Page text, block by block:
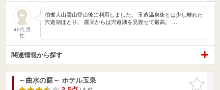
40代 男
性
伯耆大山雪山登山後に利用しました。 玉造温泉街とは少し離れた
宍道湖ほとり。 露天からは宍道湖を見渡せて最高。 …
関連情報から探す
お気に入
りに追加
～曲水の庭～ ホテル玉泉